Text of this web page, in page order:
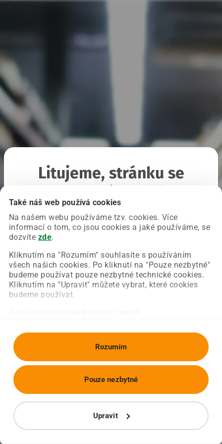
Také náš web používá cookies
Na našem webu používáme tzv. cookies. Více
informací o tom, co jsou cookies a jaké používáme, se
dozvíte zde.
Kliknutím na "Rozumím" souhlasíte s používáním
všech našich cookies. Po kliknutí na "Pouze nezbytné"
budeme používat pouze nezbytné technické cookies.
Kliknutím na "Upravit" můžete vybrat, které cookies
budeme používat.
Rozumím
Upravit
Pouze nezbytné
Litujeme, stránku se
Chyba nastala na naší straně a už ji opravujeme.
Zkuste prosím znovu načíst požadovanou stránku.
Obnovit stránku Úvodní strana